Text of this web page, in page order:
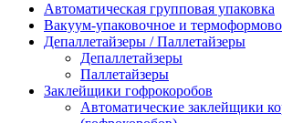
Автоматическая групповая упаковка
Вакуум-упаковочное и
Депаллетайзеры / Паллетайзеры
Депаллетайзеры
Паллетайзеры
Заклейщики гофрокоробов
Автоматические заклейщики